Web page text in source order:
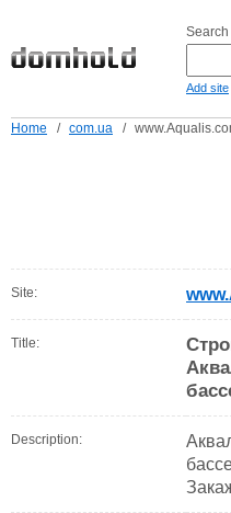
Add site
Home / com.ua /
Site:
Title:
Description: